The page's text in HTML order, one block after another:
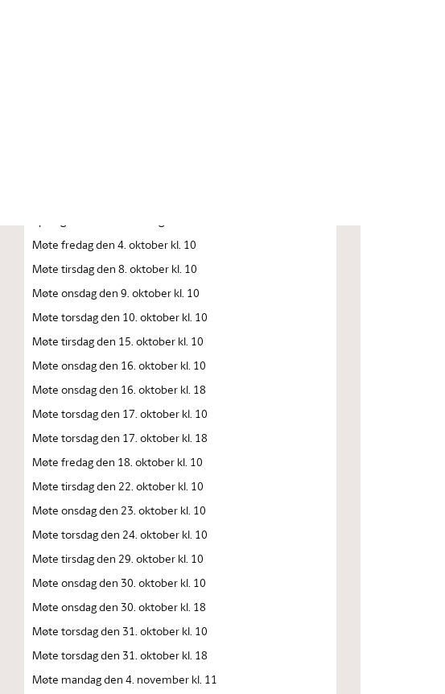
Møte fredag den 4. oktober kl. 10
Møte tirsdag den 8. oktober kl. 10
Møte onsdag den 9. oktober kl. 10
Møte torsdag den 10. oktober kl. 10
Møte tirsdag den 15. oktober kl. 10
Møte onsdag den 16. oktober kl. 10
Møte onsdag den 16. oktober kl. 18
Møte torsdag den 17. oktober kl. 10
Møte torsdag den 17. oktober kl. 18
Møte fredag den 18. oktober kl. 10
Møte tirsdag den 22. oktober kl. 10
Møte onsdag den 23. oktober kl. 10
Møte torsdag den 24. oktober kl. 10
Møte tirsdag den 29. oktober kl. 10
Møte onsdag den 30. oktober kl. 10
Møte onsdag den 30. oktober kl. 18
Møte torsdag den 31. oktober kl. 10
Møte torsdag den 31. oktober kl. 18
Møte mandag den 4. november kl. 11